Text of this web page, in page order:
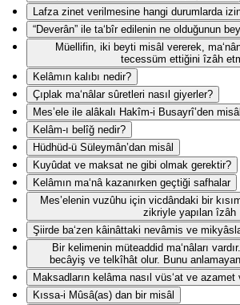
Lafza zinet verilmesine hangi durumlarda
“Deverân” ile ta‘bîr edilenin ne olduğunun
Müellifin, iki beyti misâl vererek,
tecessüm ettiğini îzâh
Kelâmın kalıbı nedir?
Çıplak ma‘nâlar sûretleri nasıl giyerler?
Mes’ele ile alâkalı Hakîm-i Busayrî’den misâl
Kelâm-ı belîğ nedir?
Hüdhüd-ü Süleymân’dan misâl
Kuyûdat ve maksat ne gibi olmak gerektir?
Kelâmın ma‘nâ kazanırken geçtiği safhalar
Mes’elenin vuzûhu için vicdândaki bir
zikriyle yapılan îzâh
Şiirde ba‘zen kâinâttaki nevâmis ve
Bir kelimenin müteaddid ma‘nâları
becâyiş ve telkîhât olur. Bunu
Maksadların kelâma nasıl vüs‘at ve
Kıssa-i Mûsâ(as) dan bir misâl